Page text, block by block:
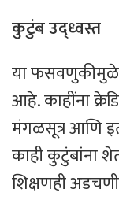
कुटुंब उद्ध्वस्त
या फसवणुकीमुळे
आहे. काहींना
मंगळसूत्र आणि
काही कुटुंबांना
शिक्षणही